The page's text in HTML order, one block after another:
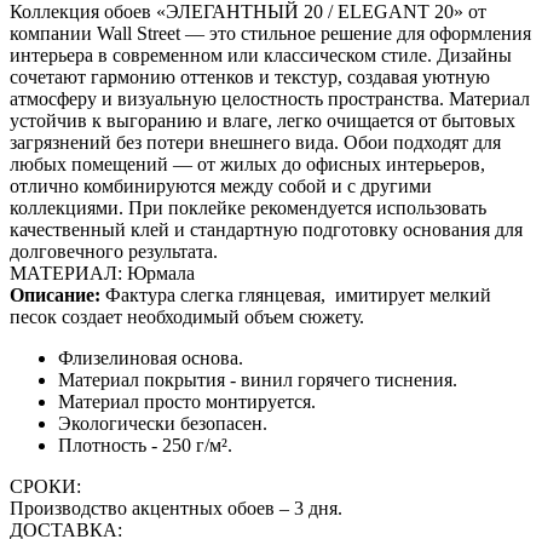
Коллекция обоев «ЭЛЕГАНТНЫЙ 20 / ELEGANT 20» от
компании Wall Street — это стильное решение для оформления
интерьера в современном или классическом стиле. Дизайны
сочетают гармонию оттенков и текстур, создавая уютную
атмосферу и визуальную целостность пространства. Материал
устойчив к выгоранию и влаге, легко очищается от бытовых
загрязнений без потери внешнего вида. Обои подходят для
любых помещений — от жилых до офисных интерьеров,
отлично комбинируются между собой и с другими
коллекциями. При поклейке рекомендуется использовать
качественный клей и стандартную подготовку основания для
долговечного результата.
МАТЕРИАЛ: Юрмала
Описание: Фактура слегка глянцевая, имитирует мелкий
песок создает необходимый объем сюжету.
Флизелиновая основа.
Материал покрытия - винил горячего тиснения.
Материал просто монтируется.
Экологически безопасен.
Плотность - 250 г/м².
СРОКИ:
Производство акцентных обоев – 3 дня.
ДОСТАВКА: